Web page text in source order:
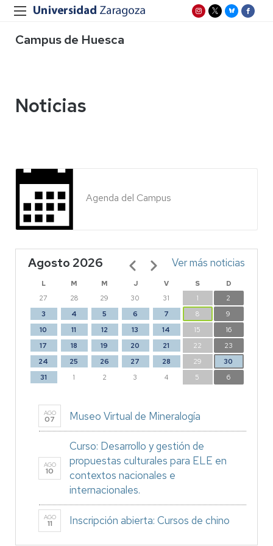
Campus de Huesca
Noticias
Agenda del Campus
Agosto 2026
L M M J V S
D
27
28 29 30 31 1
2
3
4 5 6 7 8
9
10
11 12 13 14 15
16
17
18 19 20 21 22
23
24
25 26 27 28 29
30
31
1 2 3 4 5 6
Paginación Ver más noticias
AGO
07 Museo Virtual de Mineralogía
AGO
10
Curso: Desarrollo y gestión de
propuestas culturales para ELE en
contextos nacionales e
internacionales.
AGO
11 Inscripción abierta: Cursos de chino